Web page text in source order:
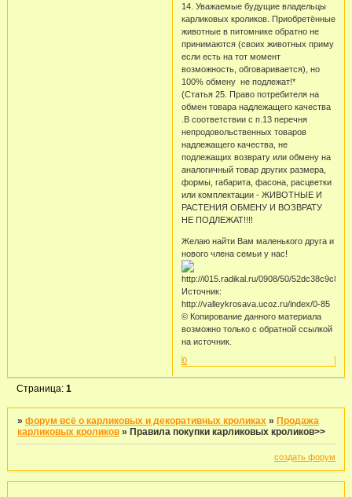
14. Уважаемые будущие владельцы
карликовых кроликов. Приобретённые
животные в питомнике обратно не
принимаются (своих животных приму
если есть на тот момент
возможность, обговаривается), но
100% обмену не подлежат!*
(Статья 25. Право потребителя на
обмен товара надлежащего качества
.В соответствии с п.13 перечня
непродовольственных товаров
надлежащего качества, не
подлежащих возврату или обмену на
аналогичный товар других размера,
формы, габарита, фасона, расцветки
или комплектации - ЖИВОТНЫЕ И
РАСТЕНИЯ ОБМЕНУ И ВОЗВРАТУ
НЕ ПОДЛЕЖАТ!!!!
Желаю найти Вам маленького друга и
нового члена семьи у нас!
Источник:
http://valleykrosava.ucoz.ru/index/0-85
© Копирование данного материала
возможно только с обратной ссылкой
на источник.
0
Страница:1
»форум всё о карликовых и декоративных кроликах » Продажа
карликовых кроликов » Правила покупки карликовых кроликов>>
создать форум